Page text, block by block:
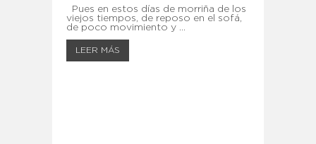
Pues en estos días de morriña de los
viejos tiempos, de reposo en el sofá,
de poco movimiento y ...
LEER MÁS